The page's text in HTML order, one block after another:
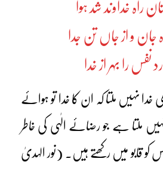
راہ خداوند شد ہوا
جان و از جاں تن جدا
نفس را بہر از خدا
خدا نہیں ملتا کہ ان کا خدا تو ہوائے
ملتا ہے جو رضائے الٰہی کی خاطر
کو قابو میں رکھتے ہیں۔ (نور الہدیٰ